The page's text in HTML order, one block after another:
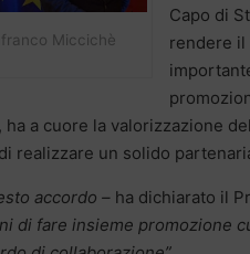
Miccichè
Capo di
rendere
ha a cuore la valorizzazione
realizzare un solido
accordo – ha dichiarato il
di fare insieme promozione